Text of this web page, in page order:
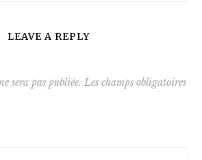
LEAVE A REPLY
sera pas publiée. Les champs obligatoires